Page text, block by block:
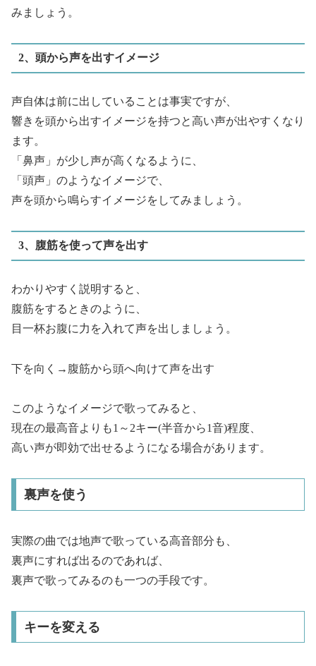
みましょう。
2、頭から声を出すイメージ
声自体は前に出していることは事実ですが、
響きを頭から出すイメージを持つと高い声が出やすくなり
ます。
「鼻声」が少し声が高くなるように、
「頭声」のようなイメージで、
声を頭から鳴らすイメージをしてみましょう。
3、腹筋を使って声を出す
わかりやすく説明すると、
腹筋をするときのように、
目一杯お腹に力を入れて声を出しましょう。
下を向く→腹筋から頭へ向けて声を出す
このようなイメージで歌ってみると、
現在の最高音よりも1～2キー(半音から1音)程度、
高い声が即効で出せるようになる場合があります。
裏声を使う
実際の曲では地声で歌っている高音部分も、
裏声にすれば出るのであれば、
裏声で歌ってみるのも一つの手段です。
キーを変える